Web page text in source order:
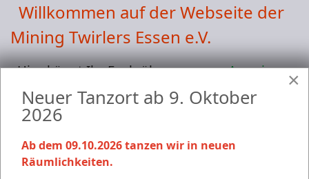
Willkommen auf der Webseite der
Mining Twirlers Essen e.V.
Hier könnt Ihr Euch über unserenAmerican-
Square-Dance
-Club informieren
Wann und wo wir tanzen?
dieTermine!
Kein Bannerklau während der Schulferien.
×
Neuer Tanzort ab 9. Oktober
2026
Ab dem 09.10.2026 tanzen wir in neuen
Räumlichkeiten.